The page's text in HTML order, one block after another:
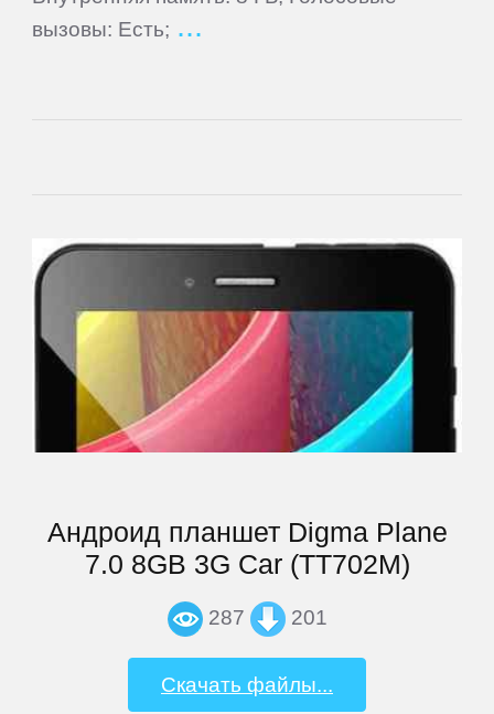
вызовы: Есть;
Андроид планшет Digma Plane
7.0 8GB 3G Car (TT702M)
287 201
Скачать файлы...
Cube
Digma
eSTAR
Explay